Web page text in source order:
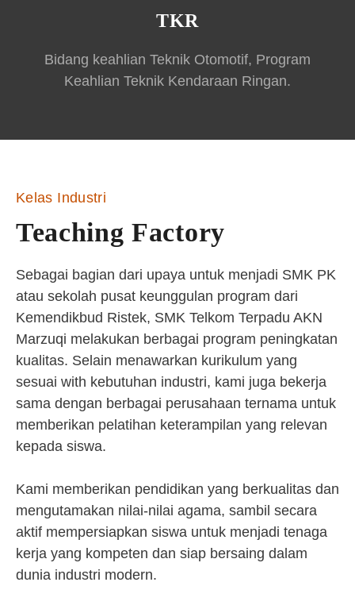
TKR
Bidang keahlian Teknik Otomotif, Program
Keahlian Teknik Kendaraan Ringan.
Kelas Industri
Teaching Factory
Sebagai bagian dari upaya untuk menjadi SMK PK
atau sekolah pusat keunggulan program dari
Kemendikbud Ristek, SMK Telkom Terpadu AKN
Marzuqi melakukan berbagai program peningkatan
kualitas. Selain menawarkan kurikulum yang
sesuai with kebutuhan industri, kami juga bekerja
sama dengan berbagai perusahaan ternama untuk
memberikan pelatihan keterampilan yang relevan
kepada siswa.
Kami memberikan pendidikan yang berkualitas dan
mengutamakan nilai-nilai agama, sambil secara
aktif mempersiapkan siswa untuk menjadi tenaga
kerja yang kompeten dan siap bersaing dalam
dunia industri modern.